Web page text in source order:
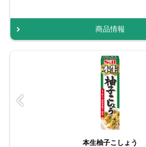
商品情報
本生柚子こしょう